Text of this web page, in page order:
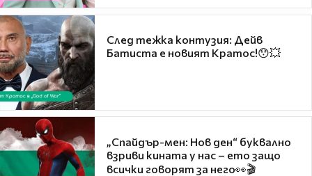
След тежка контузия: Дейв
Батиста е новият Кратос!😯💥
„Спайдър-мен: Нов ден“ буквално
взриви кината у нас – ето защо
всички говорят за него👀🎬